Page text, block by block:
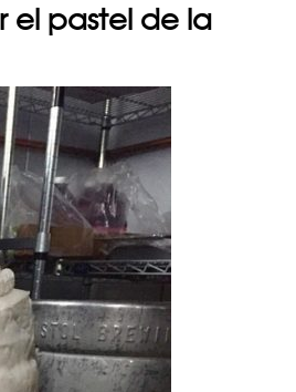
el pastel de la